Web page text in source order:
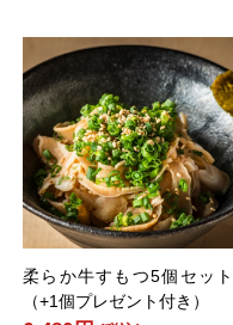
柔らか牛すもつ5個セット
（+1個プレゼント付き）